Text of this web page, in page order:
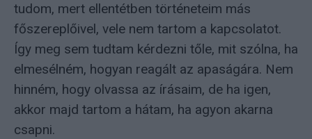
tudom, mert ellentétben történeteim más
főszereplőivel, vele nem tartom a kapcsolatot.
Így meg sem tudtam kérdezni tőle, mit szólna, ha
elmesélném, hogyan reagált az apaságára. Nem
hinném, hogy olvassa az írásaim, de ha igen,
akkor majd tartom a hátam, ha agyon akarna
csapni.